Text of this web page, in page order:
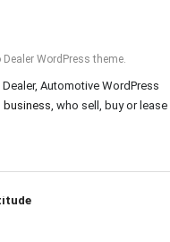
WordPress theme.
Automotive WordPress
business, who sell, buy or lease